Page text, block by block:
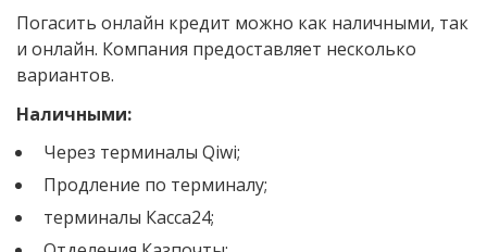
Погасить онлайн кредит можно как наличными, так
и онлайн. Компания предоставляет несколько
вариантов.
Наличными:
Через терминалы Qiwi;
Продление по терминалу;
терминалы Касса24;